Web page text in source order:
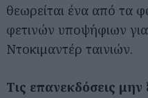
θεωρείται ένα από τα
φετινών υποψήφιων
Ντοκιμαντέρ ταινιών.
Τις επανεκδόσεις μην